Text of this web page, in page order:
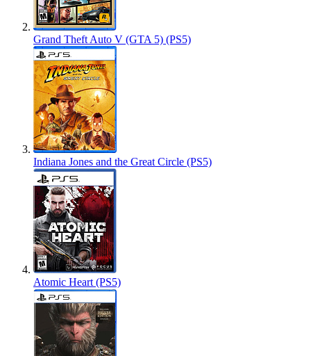
Grand Theft Auto V (GTA 5) (PS5)
Indiana Jones and the Great Circle (PS5)
Atomic Heart (PS5)